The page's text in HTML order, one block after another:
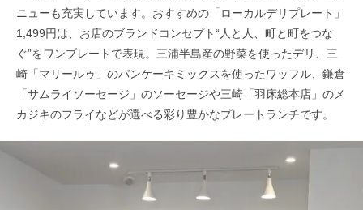
ニューも充実しています。おすすめの「ローカルデリプレート」
1,499円は、お店のブランドコンセプト“人と人、町と町をつな
ぐ”をワンプレートで表現。三浦半島産の野菜を使ったデリ、三
崎「マリールゥ」のパンケーキミックスを使ったワッフル、鎌倉
「サムライソーセージ」のソーセージや三崎「羽床総本店」のメ
カジキのフライなどが選べる彩り豊かなプレートランチです。